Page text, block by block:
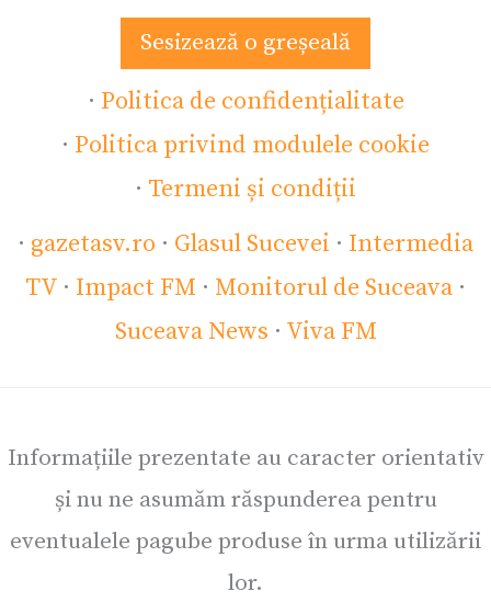
Sesizează o greșeală
· Politica de confidențialitate
· Politica privind modulele cookie
· Termeni și condiții
· gazetasv.ro · Glasul Sucevei · Intermedia
TV · Impact FM · Monitorul de Suceava ·
Suceava News · Viva FM
Informațiile prezentate au caracter orientativ
și nu ne asumăm răspunderea pentru
eventualele pagube produse în urma utilizării
lor.